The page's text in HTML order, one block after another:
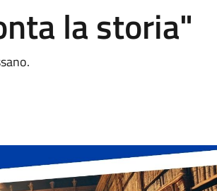
la storia"